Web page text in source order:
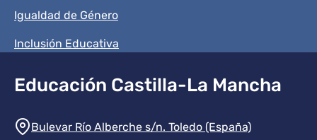
Igualdad de Género
Inclusión Educativa
Educación Castilla-La Mancha
Información de la institución
Bulevar Río Alberche s/n. Toledo (España)